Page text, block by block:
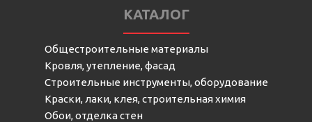
КАТАЛОГ
Общестроительные материалы
Кровля, утепление, фасад
Строительные инструменты, оборудование
Краски, лаки, клея, строительная химия
Обои, отделка стен